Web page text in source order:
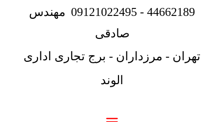
44662189
-
09121022495 مهندس
صادقی
تهران - مرزداران - برج تجاری اداری
الوند